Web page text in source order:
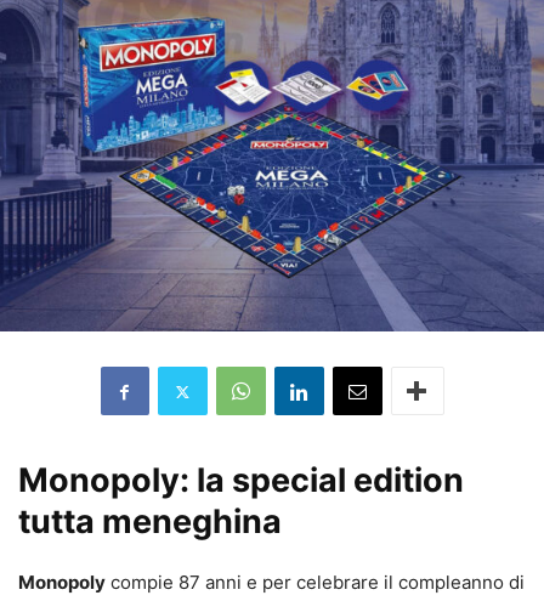
Monopoly: la special edition
tutta meneghina
Monopoly compie 87 anni e per celebrare il compleanno di